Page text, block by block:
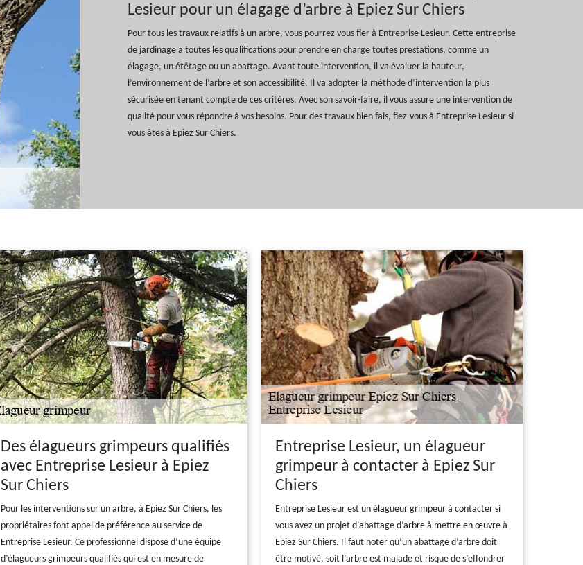
Lesieur pour un élagage d’arbre à Epiez Sur Chiers
Pour tous les travaux relatifs à un arbre, vous pourrez vous fier à Entreprise Lesieur. Cette entreprise
de jardinage a toutes les qualifications pour prendre en charge toutes prestations, comme un
élagage, un étêtage ou un abattage. Avant toute intervention, il va évaluer la hauteur,
l’environnement de l’arbre et son accessibilité. Il va adopter la méthode d’intervention la plus
sécurisée en tenant compte de ces critères. Avec son savoir-faire, il vous assure une intervention de
qualité pour vous répondre à vos besoins. Pour des travaux bien fais, fiez-vous à Entreprise Lesieur si
vous êtes à Epiez Sur Chiers.
Des élagueurs grimpeurs qualifiés
avec Entreprise Lesieur à Epiez
Sur Chiers
Pour les interventions sur un arbre, à Epiez Sur Chiers, les
propriétaires font appel de préférence au service de
Entreprise Lesieur. Ce professionnel dispose d’une équipe
d’élagueurs grimpeurs qualifiés qui est en mesure de
Entreprise Lesieur, un élagueur
grimpeur à contacter à Epiez Sur
Chiers
Entreprise Lesieur est un élagueur grimpeur à contacter si
vous avez un projet d’abattage d’arbre à mettre en œuvre à
Epiez Sur Chiers. Il faut noter qu’un abattage d’arbre doit
être motivé, soit l’arbre est malade et risque de s’effondrer